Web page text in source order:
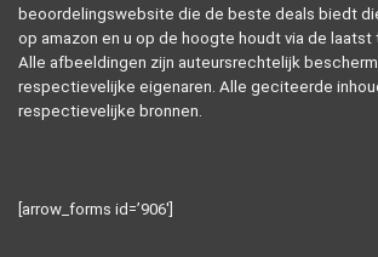
beoordelingswebsite die de beste deals biedt
op amazon en u op de hoogte houdt via de
Alle afbeeldingen zijn auteursrechtelijk
respectievelijke eigenaren. Alle geciteerde
respectievelijke bronnen.
[arrow_forms id=’906′]